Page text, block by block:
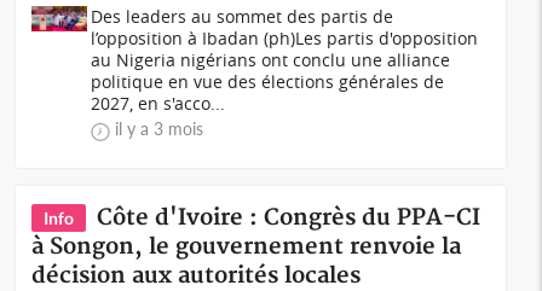
Des leaders au sommet des partis de
l’opposition à Ibadan (ph)Les partis d'opposition
au Nigeria nigérians ont conclu une alliance
politique en vue des élections générales de
2027, en s'acco...
il y a 3 mois
Info
Côte d'Ivoire : Congrès du PPA-CI
à Songon, le gouvernement renvoie la
décision aux autorités locales